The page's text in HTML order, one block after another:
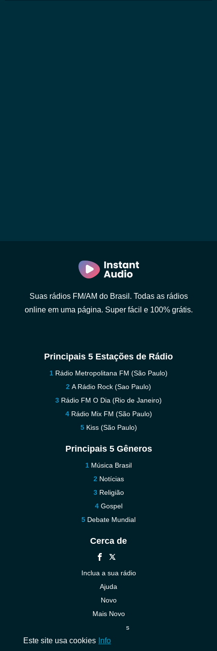
Suas rádios FM/AM do Brasil. Todas as rádios
online em uma página. Super fácil e 100% grátis.
Principais 5 Estações de Rádio
Rádio Metropolitana FM (São Paulo)
A Rádio Rock (Sao Paulo)
Rádio FM O Dia (Rio de Janeiro)
Rádio Mix FM (São Paulo)
Kiss (São Paulo)
Principais 5 Gêneros
Música Brasil
Notícias
Religião
Gospel
Debate Mundial
Cerca de
Inclua a sua rádio
Ajuda
Novo
Mais Novo
Contacte-nos
Este site usa cookies Info